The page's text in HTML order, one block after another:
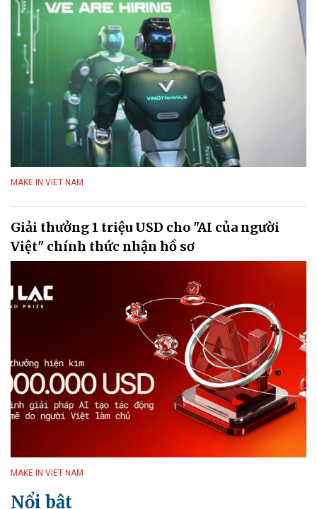
MAKE IN VIET NAM
Giải thưởng 1 triệu USD cho "AI của người
Việt" chính thức nhận hồ sơ
MAKE IN VIET NAM
Nổi bật